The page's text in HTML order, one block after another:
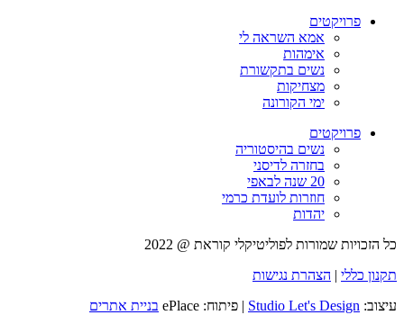
פרויקטים
אמא השראה לי
אימהות
נשים בתקשורת
מצחיקות
ימי הקורונה
פרויקטים
נשים בהיסטוריה
בחזרה לדיסני
20 שנה לבאפי
חוזרות לועדת כרמי
יהדות
כל הזכויות שמורות לפוליטיקלי קוראת @ 2022
תקנון כללי | הצהרת נגישות
עיצוב: Studio Let's Design | פיתוח: ePlace בניית אתרים